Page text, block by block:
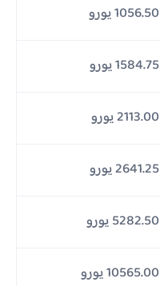
1056.50 يورو
1584.75 يورو
2113.00 يورو
2641.25 يورو
5282.50 يورو
10565.00 يورو